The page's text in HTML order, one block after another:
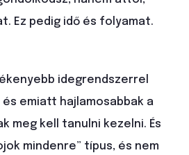
Ez pedig idő és folyamat.
idegrendszerrel
emiatt hajlamosabbak a
meg kell tanulni kezelni. És
mindenre” típus, és nem